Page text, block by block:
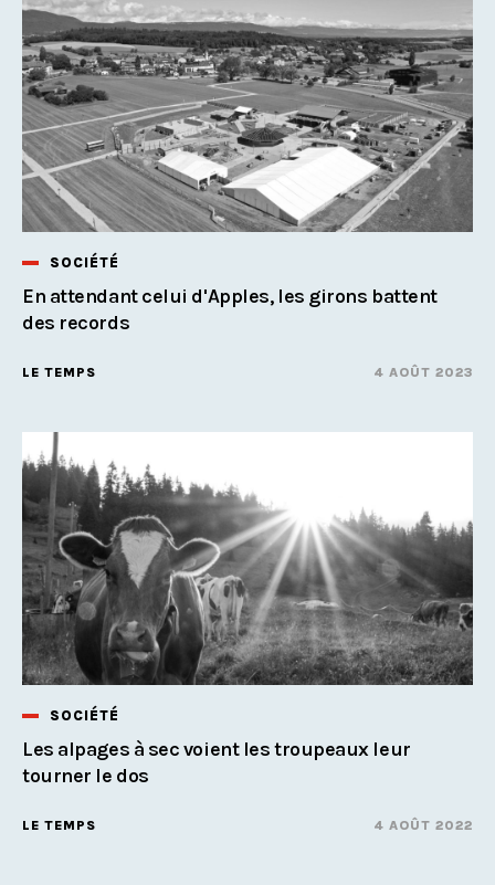
SOCIÉTÉ
En attendant celui d'Apples, les girons battent
des records
LE TEMPS 4 AOÛT 2023
SOCIÉTÉ
Les alpages à sec voient les troupeaux leur
tourner le dos
LE TEMPS 4 AOÛT 2022